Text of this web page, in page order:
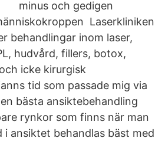
minus och gedigen
Laserkliniken
behandlingar inom laser,
hudvård, fillers, botox,
icke kirurgisk
tid som passade mig via
bästa ansiktebehandling
rynkor som finns när man
i ansiktet behandlas bäst med